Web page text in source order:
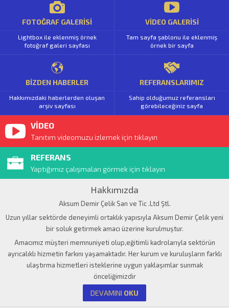
FOTOĞRAF GALERİSİ
Lightbox ile eklenmiş örnek
fotoğraf galeri sayfası
VİDEO GALERİSİ
Tam sayfa şablonu ile eklenmiş
örnek bir sayfa
BİZDEN HABERLER
Hakkımızdaki haberlerden oluşan
arşiv sayfası
REFERANSLARIMIZ
Sahip olduğumuz referansları
görebileceğiniz sayfa
VİDEO
Tanıtım videomuzu izlemek için tıklayın
REFERANS
Yaptığımız çalışmaları görmek için tıklayın
Hakkımızda
Aksum Demir Çelik San ve Tic .Ltd Ştl.
Uzun yıllar sektörde deneyimli ortaklık yapısıyla Aksum Demir Çelik yeni
bir soluk getirmek amacı üzerine kurulmuştur.
Amacımız müşteri memnuniyeti olup,eğitimli kadrolarıyla sektörün
ayrıcalıklı hizmetin farkını yaşamaktadır. Her kurum ve kuruluşların farklı
ulaştırma hizmetleri isteklerine uygun yaklaşımlar sunmak
önceliğimizdir
DEVAMINI OKU